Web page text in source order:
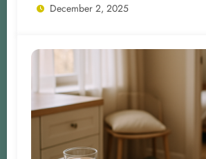
December 2, 2025